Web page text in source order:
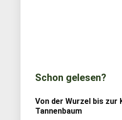
Schon gelesen?
Von der Wurzel bis zur
Tannenbaum